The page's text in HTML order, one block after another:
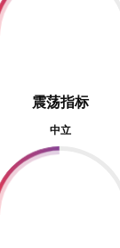
震荡指标
中立